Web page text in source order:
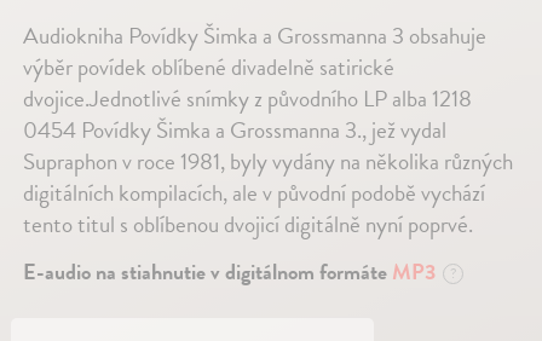
Audiokniha Povídky Šimka a Grossmanna 3 obsahuje
výběr povídek oblíbené divadelně satirické
dvojice.Jednotlivé snímky z původního LP alba 1218
0454 Povídky Šimka a Grossmanna 3., jež vydal
Supraphon v roce 1981, byly vydány na několika různých
digitálních kompilacích, ale v původní podobě vychází
tento titul s oblíbenou dvojicí digitálně nyní poprvé.
E-audio na stiahnutie v digitálnom formáteMP3 ?